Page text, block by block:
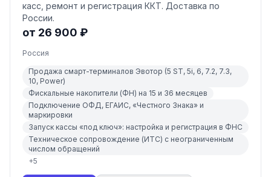
касс, ремонт и регистрация ККТ. Доставка по
России.
от 26 900 ₽
Россия
Продажа смарт-терминалов Эвотор (5 ST, 5i, 6, 7.2, 7.3,
10, Power)
Фискальные накопители (ФН) на 15 и 36 месяцев
Подключение ОФД, ЕГАИС, «Честного Знака» и
маркировки
Запуск кассы «под ключ»: настройка и регистрация в ФНС
Техническое сопровождение (ИТС) с неограниченным
числом обращений
+5